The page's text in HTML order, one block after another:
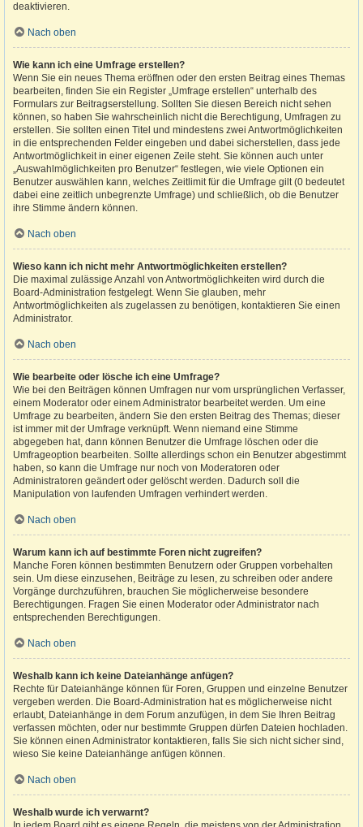
deaktivieren.
Nach oben
Wie kann ich eine Umfrage erstellen?
Wenn Sie ein neues Thema eröffnen oder den ersten Beitrag eines Themas
bearbeiten, finden Sie ein Register „Umfrage erstellen“ unterhalb des
Formulars zur Beitragserstellung. Sollten Sie diesen Bereich nicht sehen
können, so haben Sie wahrscheinlich nicht die Berechtigung, Umfragen zu
erstellen. Sie sollten einen Titel und mindestens zwei Antwortmöglichkeiten
in die entsprechenden Felder eingeben und dabei sicherstellen, dass jede
Antwortmöglichkeit in einer eigenen Zeile steht. Sie können auch unter
„Auswahlmöglichkeiten pro Benutzer“ festlegen, wie viele Optionen ein
Benutzer auswählen kann, welches Zeitlimit für die Umfrage gilt (0 bedeutet
dabei eine zeitlich unbegrenzte Umfrage) und schließlich, ob die Benutzer
ihre Stimme ändern können.
Nach oben
Wieso kann ich nicht mehr Antwortmöglichkeiten erstellen?
Die maximal zulässige Anzahl von Antwortmöglichkeiten wird durch die
Board-Administration festgelegt. Wenn Sie glauben, mehr
Antwortmöglichkeiten als zugelassen zu benötigen, kontaktieren Sie einen
Administrator.
Nach oben
Wie bearbeite oder lösche ich eine Umfrage?
Wie bei den Beiträgen können Umfragen nur vom ursprünglichen Verfasser,
einem Moderator oder einem Administrator bearbeitet werden. Um eine
Umfrage zu bearbeiten, ändern Sie den ersten Beitrag des Themas; dieser
ist immer mit der Umfrage verknüpft. Wenn niemand eine Stimme
abgegeben hat, dann können Benutzer die Umfrage löschen oder die
Umfrageoption bearbeiten. Sollte allerdings schon ein Benutzer abgestimmt
haben, so kann die Umfrage nur noch von Moderatoren oder
Administratoren geändert oder gelöscht werden. Dadurch soll die
Manipulation von laufenden Umfragen verhindert werden.
Nach oben
Warum kann ich auf bestimmte Foren nicht zugreifen?
Manche Foren können bestimmten Benutzern oder Gruppen vorbehalten
sein. Um diese einzusehen, Beiträge zu lesen, zu schreiben oder andere
Vorgänge durchzuführen, brauchen Sie möglicherweise besondere
Berechtigungen. Fragen Sie einen Moderator oder Administrator nach
entsprechenden Berechtigungen.
Nach oben
Weshalb kann ich keine Dateianhänge anfügen?
Rechte für Dateianhänge können für Foren, Gruppen und einzelne Benutzer
vergeben werden. Die Board-Administration hat es möglicherweise nicht
erlaubt, Dateianhänge in dem Forum anzufügen, in dem Sie Ihren Beitrag
verfassen möchten, oder nur bestimmte Gruppen dürfen Dateien hochladen.
Sie können einen Administrator kontaktieren, falls Sie sich nicht sicher sind,
wieso Sie keine Dateianhänge anfügen können.
Nach oben
Weshalb wurde ich verwarnt?